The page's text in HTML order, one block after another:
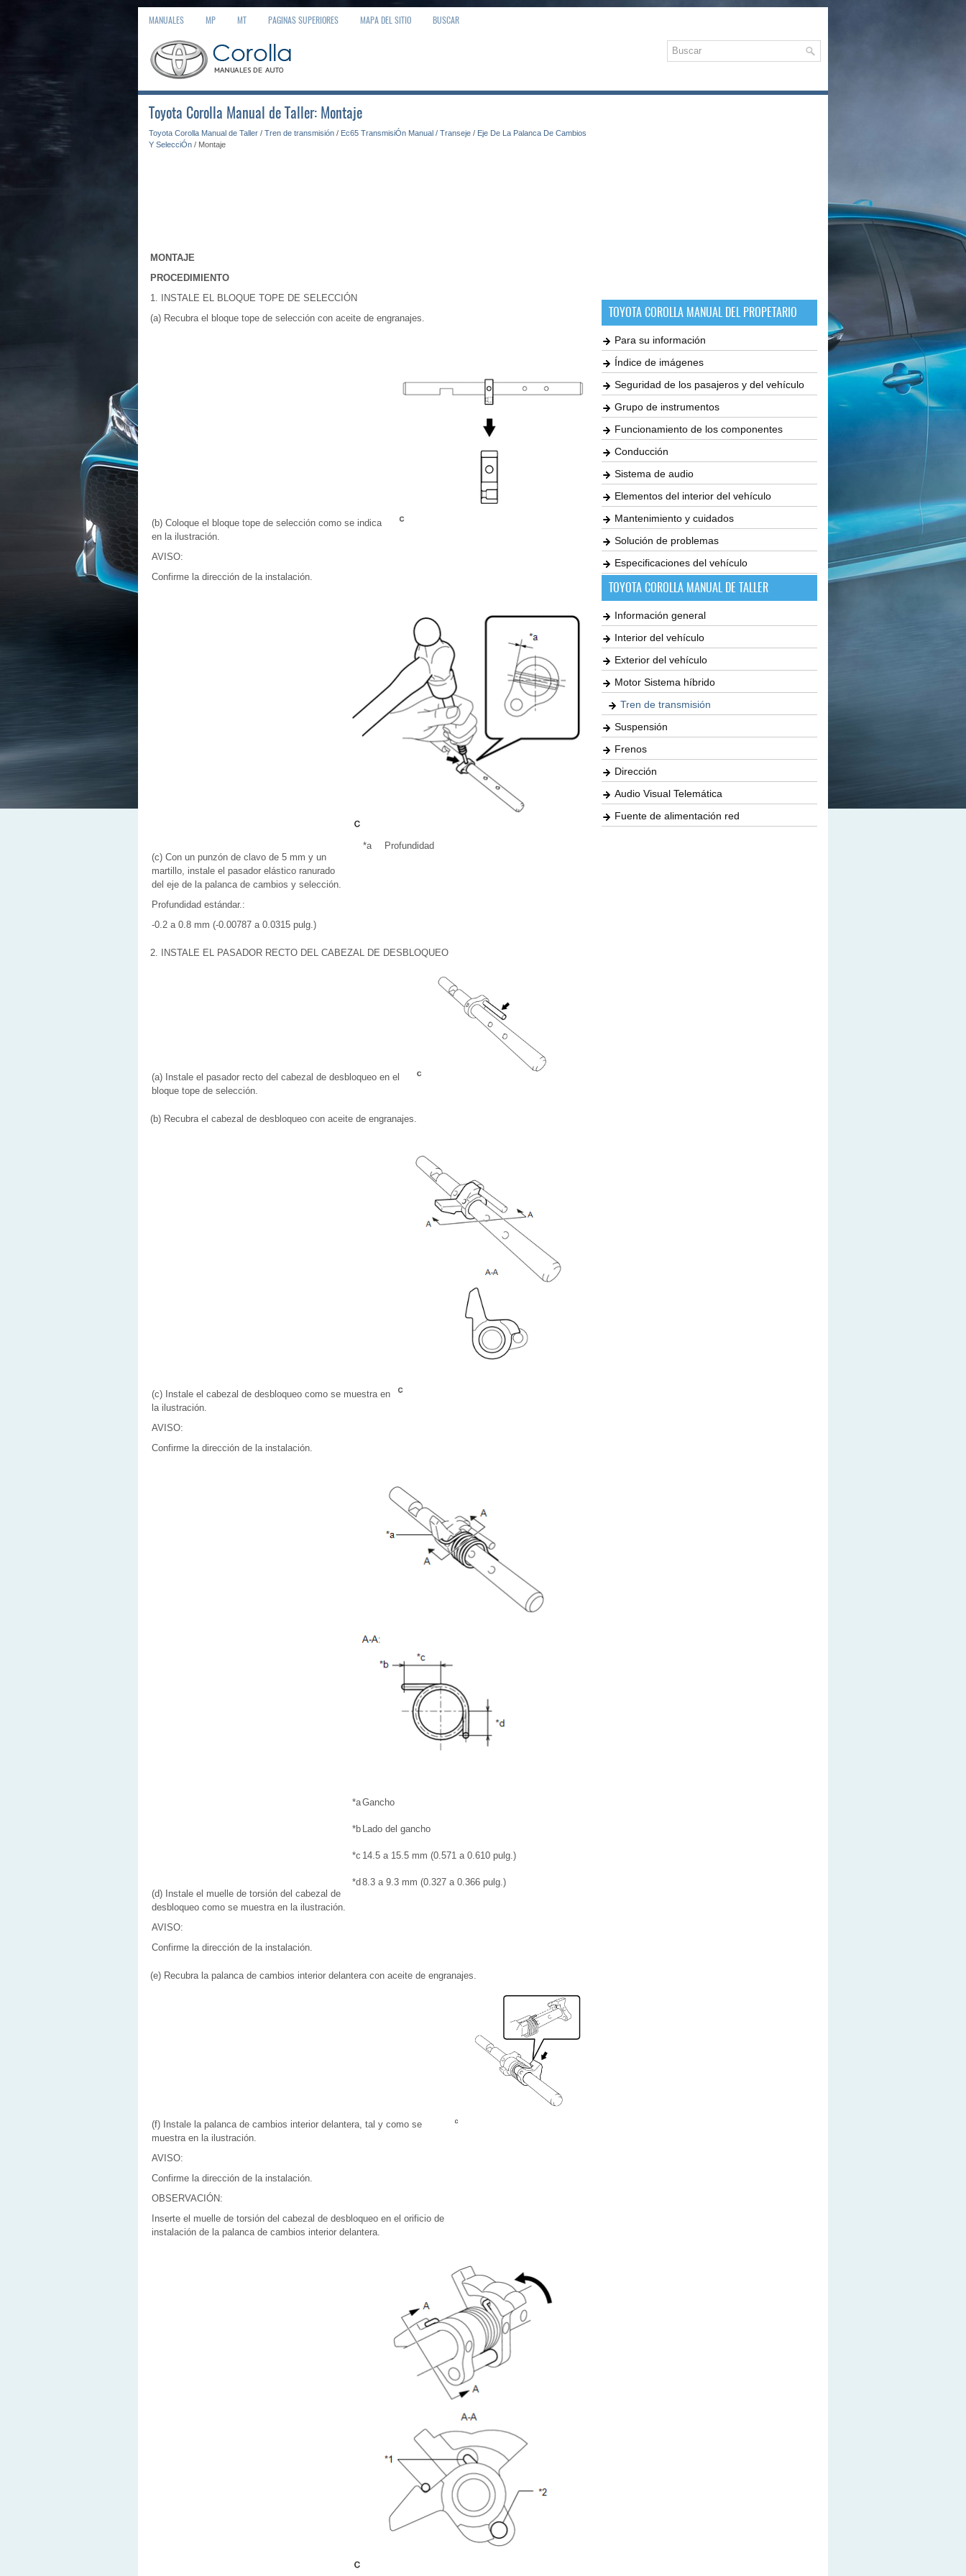
MANUALES MP MT PAGINAS SUPERIORES MAPA DEL SITIO BUSCAR
Toyota Corolla Manual de Taller: Montaje
Toyota Corolla Manual de Taller / Tren de transmisión / Ec65 TransmisiÓn Manual / Transeje / Eje De La Palanca De Cambios
Y SelecciÓn / Montaje
MONTAJE
PROCEDIMIENTO
1. INSTALE EL BLOQUE TOPE DE SELECCIÓN
(a) Recubra el bloque tope de selección con aceite de engranajes.
(b) Coloque el bloque tope de selección como se indica
en la ilustración.
AVISO:
Confirme la dirección de la instalación.
(c) Con un punzón de clavo de 5 mm y un
martillo, instale el pasador elástico ranurado
del eje de la palanca de cambios y selección.
Profundidad estándar.:
-0.2 a 0.8 mm (-0.00787 a 0.0315 pulg.)
*a Profundidad
2. INSTALE EL PASADOR RECTO DEL CABEZAL DE DESBLOQUEO
(a) Instale el pasador recto del cabezal de desbloqueo en el
bloque tope de selección.
(b) Recubra el cabezal de desbloqueo con aceite de engranajes.
(c) Instale el cabezal de desbloqueo como se muestra en
la ilustración.
AVISO:
Confirme la dirección de la instalación.
(d) Instale el muelle de torsión del cabezal de
desbloqueo como se muestra en la ilustración.
AVISO:
Confirme la dirección de la instalación.
*aGancho
*b Lado del gancho
*c 14.5 a 15.5 mm (0.571 a 0.610 pulg.)
*d 8.3 a 9.3 mm (0.327 a 0.366 pulg.)
(e) Recubra la palanca de cambios interior delantera con aceite de engranajes.
(f) Instale la palanca de cambios interior delantera, tal y como se
muestra en la ilustración.
AVISO:
Confirme la dirección de la instalación.
OBSERVACIÓN:
Inserte el muelle de torsión del cabezal de desbloqueo en el orificio de
instalación de la palanca de cambios interior delantera.
TOYOTA COROLLA MANUAL DEL PROPETARIO
Para su información
Índice de imágenes
Seguridad de los pasajeros y del vehículo
Grupo de instrumentos
Funcionamiento de los componentes
Conducción
Sistema de audio
Elementos del interior del vehículo
Mantenimiento y cuidados
Solución de problemas
Especificaciones del vehículo
TOYOTA COROLLA MANUAL DE TALLER
Información general
Interior del vehículo
Exterior del vehículo
Motor Sistema híbrido
Tren de transmisión
Suspensión
Frenos
Dirección
Audio Visual Telemática
Fuente de alimentación red